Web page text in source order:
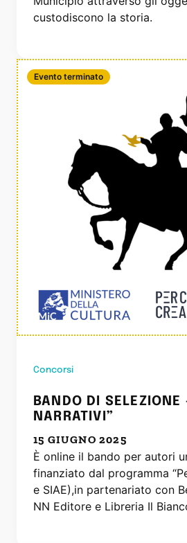
custodiscono la storia.
Concorsi
BANDO DI SELEZIONE
NARRATIVI”
15 GIUGNO 2025
È online il bando per autori
finanziato dal programma
e SIAE),in partenariato con
NN Editore e Libreria Il
Evento terminato